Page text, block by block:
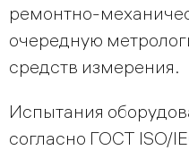
ремонтно-
очередную
средств измерения.
Испытания
согласно ГОСТ ISO/